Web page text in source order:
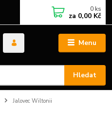
Menu
Hledat
0 ks
za 0,00 Kč
Jalovec Wiltonii